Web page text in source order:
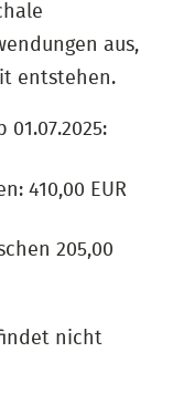
aus,
entstehen.
410,00 EUR
205,00
nicht